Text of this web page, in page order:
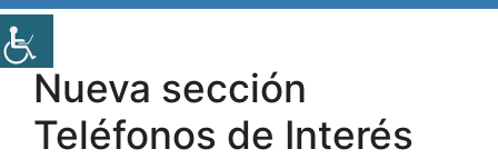
Nueva sección
Teléfonos de Interés